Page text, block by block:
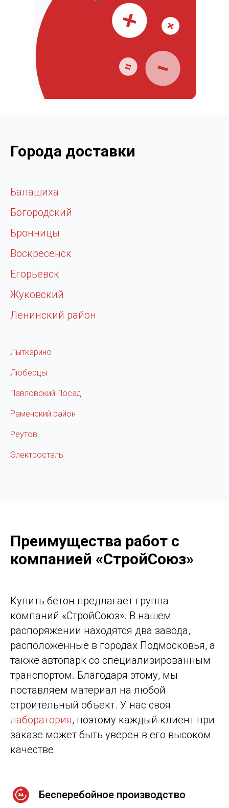
Города доставки
Балашиха
Богородский
Бронницы
Воскресенск
Егорьевск
Жуковский
Ленинский район
Лыткарино
Люберцы
Павловский Посад
Раменский район
Реутов
Электросталь
Преимущества работ с
компанией «СтройСоюз»
Купить бетон предлагает группа
компаний «СтройСоюз». В нашем
распоряжении находятся два завода,
расположенные в городах Подмосковья, а
также автопарк со специализированным
транспортом. Благодаря этому, мы
поставляем материал на любой
строительный объект. У нас своя
лаборатория, поэтому каждый клиент при
заказе может быть уверен в его высоком
качестве.
Бесперебойное производство